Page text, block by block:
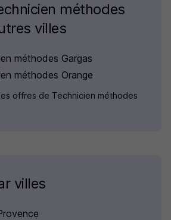
méthodes
villes
méthodes Gargas
méthodes Orange
offres de Technicien méthodes
villes